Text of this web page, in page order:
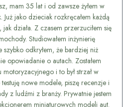
mam 35 lat i od zawsze żyłem w
Już jako dzieciak rozkręcałem każdą
działa. Z czasem przerzuciłem się
Studiowałem inżynierię
odkryłem, że bardziej niż
opowiadanie o autach. Zostałem
i to był strzał w
nowe modele, piszę recenzje i
z ludźmi z branży. Prywatnie jestem
miniaturowych modeli aut.